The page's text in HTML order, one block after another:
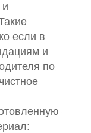
и
если в
и
по